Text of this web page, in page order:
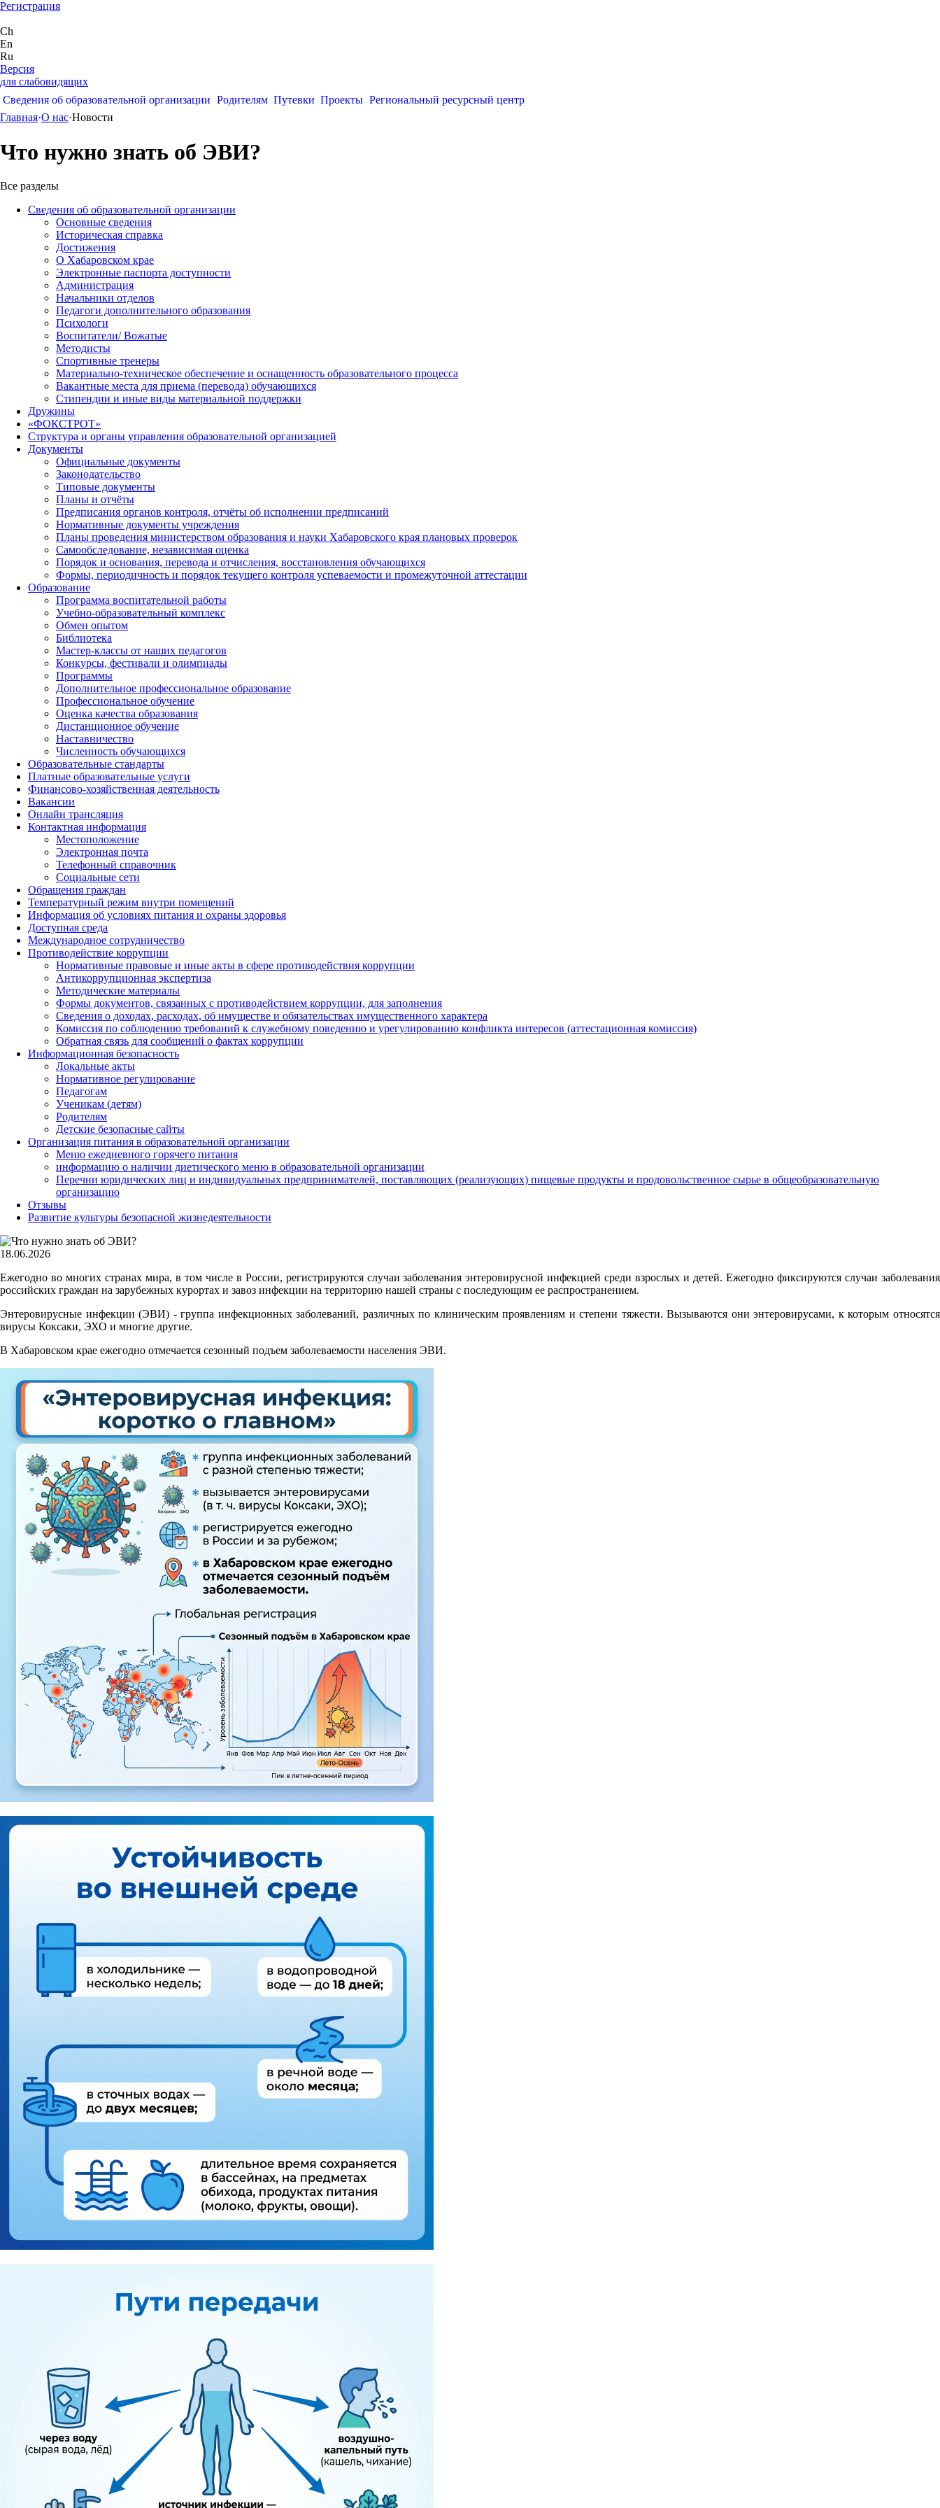
Регистрация
Ch
En
Ru
Версия
для слабовидящих
Сведения об образовательной организации Родителям Путевки Проекты Региональный ресурсный центр
Главная·О нас·Новости
Что нужно знать об ЭВИ?
Все разделы
Сведения об образовательной организации
Основные сведения
Историческая справка
Достижения
О Хабаровском крае
Электронные паспорта доступности
Администрация
Начальники отделов
Педагоги дополнительного образования
Психологи
Воспитатели/ Вожатые
Методисты
Спортивные тренеры
Материально-техническое обеспечение и оснащенность образовательного процесса
Вакантные места для приема (перевода) обучающихся
Стипендии и иные виды материальной поддержки
Дружины
«ФОКСТРОТ»
Структура и органы управления образовательной организацией
Документы
Официальные документы
Законодательство
Типовые документы
Планы и отчёты
Предписания органов контроля, отчёты об исполнении предписаний
Нормативные документы учреждения
Планы проведения министерством образования и науки Хабаровского края плановых проверок
Самообследование, независимая оценка
Порядок и основания, перевода и отчисления, восстановления обучающихся
Формы, периодичность и порядок текущего контроля успеваемости и промежуточной аттестации
Образование
Программа воспитательной работы
Учебно-образовательный комплекс
Обмен опытом
Библиотека
Мастер-классы от наших педагогов
Конкурсы, фестивали и олимпиады
Программы
Дополнительное профессиональное образование
Профессиональное обучение
Оценка качества образования
Дистанционное обучение
Наставничество
Численность обучающихся
Образовательные стандарты
Платные образовательные услуги
Финансово-хозяйственная деятельность
Вакансии
Онлайн трансляция
Контактная информация
Местоположение
Электронная почта
Телефонный справочник
Социальные сети
Обращения граждан
Температурный режим внутри помещений
Информация об условиях питания и охраны здоровья
Доступная среда
Международное сотрудничество
Противодействие коррупции
Нормативные правовые и иные акты в сфере противодействия коррупции
Антикоррупционная экспертиза
Методические материалы
Формы документов, связанных с противодействием коррупции, для заполнения
Сведения о доходах, расходах, об имуществе и обязательствах имущественного характера
Комиссия по соблюдению требований к служебному поведению и урегулированию конфликта интересов (аттестационная комиссия)
Обратная связь для сообщений о фактах коррупции
Информационная безопасность
Локальные акты
Нормативное регулирование
Педагогам
Ученикам (детям)
Родителям
Детские безопасные сайты
Организация питания в образовательной организации
Меню ежедневного горячего питания
информацию о наличии диетического меню в образовательной организации
Перечни юридических лиц и индивидуальных предпринимателей, поставляющих (реализующих) пищевые продукты и продовольственное сырье в общеобразовательную
организацию
Отзывы
Развитие культуры безопасной жизнедеятельности
18.06.2026
Ежегодно во многих странах мира, в том числе в России, регистрируются случаи заболевания энтеровирусной инфекцией среди взрослых и детей. Ежегодно фиксируются случаи заболевания
российских граждан на зарубежных курортах и завоз инфекции на территорию нашей страны с последующим ее распространением.
Энтеровирусные инфекции (ЭВИ) - группа инфекционных заболеваний, различных по клиническим проявлениям и степени тяжести. Вызываются они энтеровирусами, к которым относятся
вирусы Коксаки, ЭХО и многие другие.
В Хабаровском крае ежегодно отмечается сезонный подъем заболеваемости населения ЭВИ.